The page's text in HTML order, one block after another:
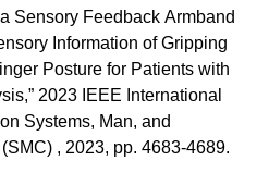
Sensory Feedback Armband
Information of Gripping
Posture for Patients with
2023 IEEE International
Systems, Man, and
, 2023, pp. 4683-4689.